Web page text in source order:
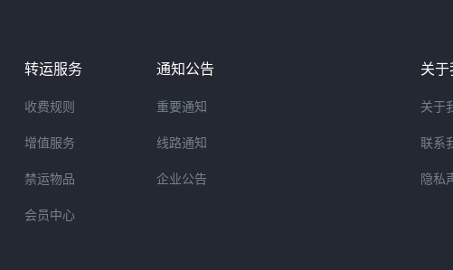
转运服务
收费规则
增值服务
禁运物品
会员中心
通知公告
重要通知
线路通知
企业公告
关于
关于
联系
隐私